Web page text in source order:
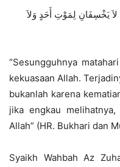
لاَ يَخْسِفَانِ لِمَوْتِ أَحَدٍ وَلاَ
“Sesungguhnya
kekuasaan Allah.
bukanlah karena
jika engkau
Allah” (HR. Bukhari dan
Syaikh Wahbah Az